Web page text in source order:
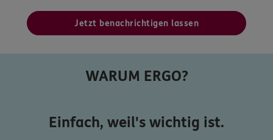
Jetzt benachrichtigen lassen
WARUM ERGO?
Einfach, weil's wichtig ist.